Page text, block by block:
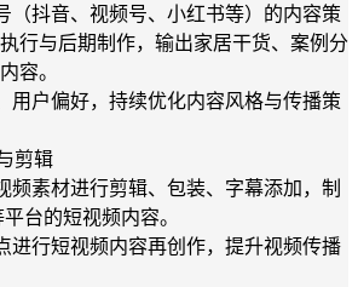
（抖音、视频号、小红书等）的内容策
行与后期制作，输出家居干货、案例分
容。
用户偏好，持续优化内容风格与传播策
剪辑
频素材进行剪辑、包装、字幕添加，制
台的短视频内容。
进行短视频内容再创作，提升视频传播